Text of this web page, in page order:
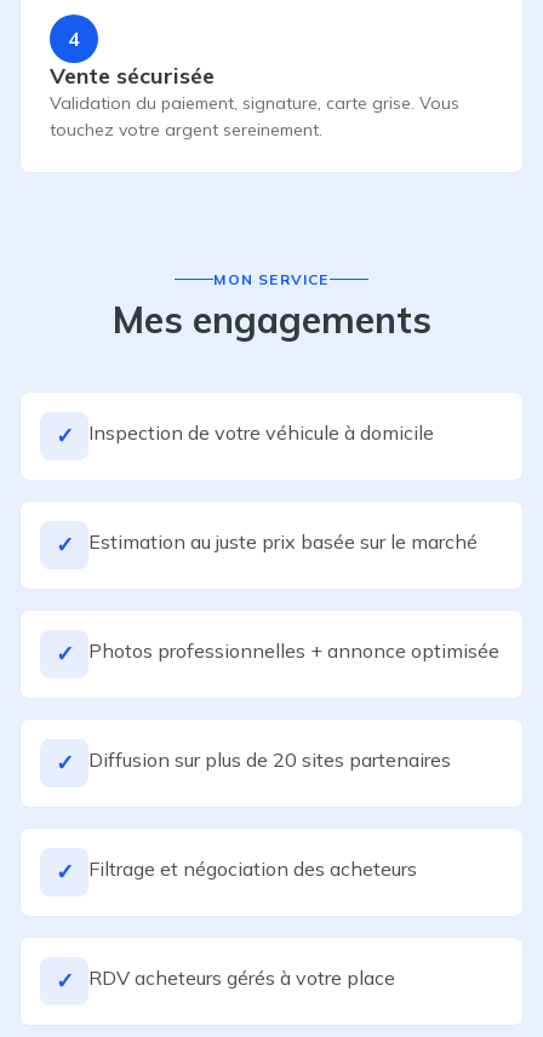
4
Vente sécurisée
Validation du paiement, signature, carte grise. Vous
touchez votre argent sereinement.
MON SERVICE
Mes engagements
✓ Inspection de votre véhicule à domicile
✓ Estimation au juste prix basée sur le marché
✓ Photos professionnelles + annonce optimisée
✓ Diffusion sur plus de 20 sites partenaires
✓ Filtrage et négociation des acheteurs
✓ RDV acheteurs gérés à votre place